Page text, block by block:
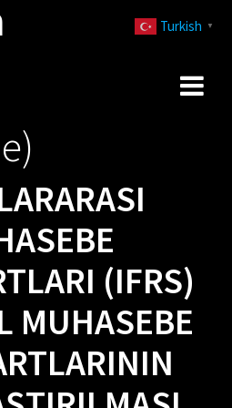
(IFRS)
MUHASEBE
Turkish ▼